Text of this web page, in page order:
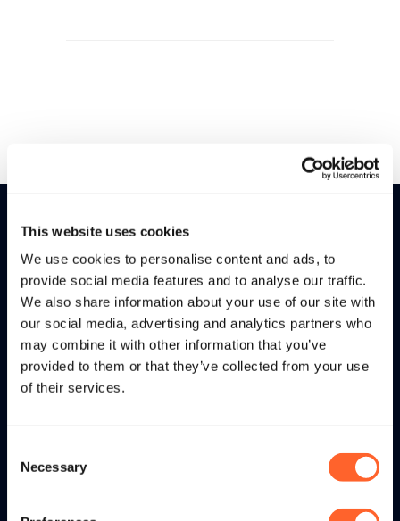
This website uses cookies
We use cookies to personalise content and ads, to
provide social media features and to analyse our traffic.
We also share information about your use of our site with
our social media, advertising and analytics partners who
may combine it with other information that you’ve
provided to them or that they’ve collected from your use
of their services.
Selection
Necessary
tritonX wordt toegepast door
professionele retailbedrijven met een
omnichannel strategie. Door de
te verzamelen ontstaat een 360